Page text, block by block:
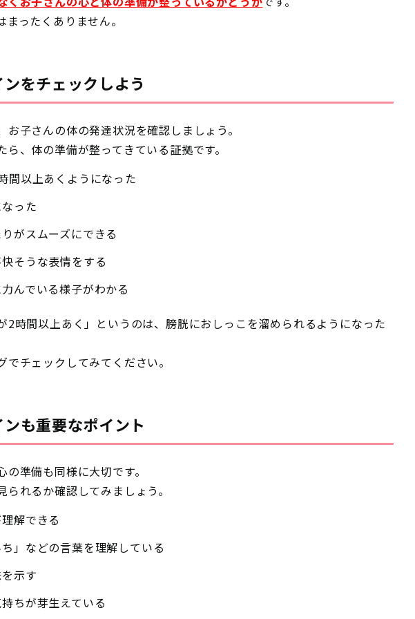
ったくありません。
をチェックしよう
お子さんの体の発達状況を確認しましょう。
、体の準備が整ってきている証拠です。
間以上あくようになった
った
がスムーズにできる
そうな表情をする
んでいる様子がわかる
2時間以上あく」というのは、膀胱におしっこを溜められるようになった
チェックしてみてください。
も重要なポイント
準備も同様に大切です。
れるか確認してみましょう。
解できる
ち」などの言葉を理解している
示す
ちが芽生えている